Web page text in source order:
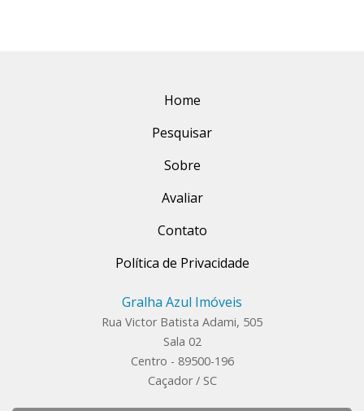
Home
Pesquisar
Sobre
Avaliar
Contato
Política de Privacidade
Gralha Azul Imóveis
Rua Victor Batista Adami, 505
Sala 02
Centro - 89500-196
Caçador / SC